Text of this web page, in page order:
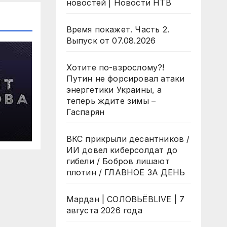
новостей | Новости НТВ
Время покажет. Часть 2.
Выпуск от 07.08.2026
Хотите по-взрослому?!
Путин не форсировал атаки
энергетики Украины, а
теперь ждите зимы –
Гаспарян
ВКС прикрыли десантников /
ИИ довел киберсолдат до
гибели / Бобров лишают
плотин / ГЛАВНОЕ ЗА ДЕНЬ
Мардан | СОЛОВЬЁВLIVE | 7
августа 2026 года